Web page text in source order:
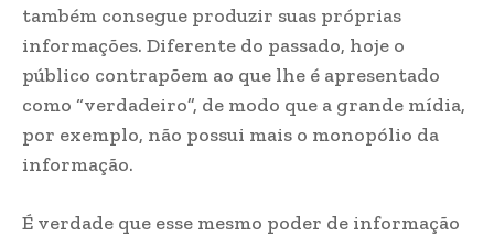
também consegue produzir suas próprias
informações. Diferente do passado, hoje o
público contrapõem ao que lhe é apresentado
como “verdadeiro”, de modo que a grande mídia,
por exemplo, não possui mais o monopólio da
informação.
É verdade que esse mesmo poder de informação